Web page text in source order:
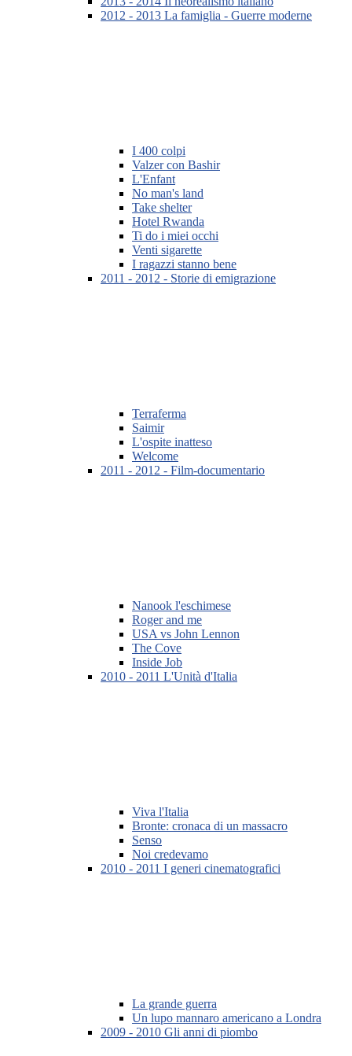
2012 - 2013 La famiglia - Guerre moderne
I 400 colpi
Valzer con Bashir
L'Enfant
No man's land
Take shelter
Hotel Rwanda
Ti do i miei occhi
Venti sigarette
I ragazzi stanno bene
2011 - 2012 - Storie di emigrazione
Terraferma
Saimir
L'ospite inatteso
Welcome
2011 - 2012 - Film-documentario
Nanook l'eschimese
Roger and me
USA vs John Lennon
The Cove
Inside Job
2010 - 2011 L'Unità d'Italia
Viva l'Italia
Bronte: cronaca di un massacro
Senso
Noi credevamo
2010 - 2011 I generi cinematografici
La grande guerra
Un lupo mannaro americano a Londra
2009 - 2010 Gli anni di piombo